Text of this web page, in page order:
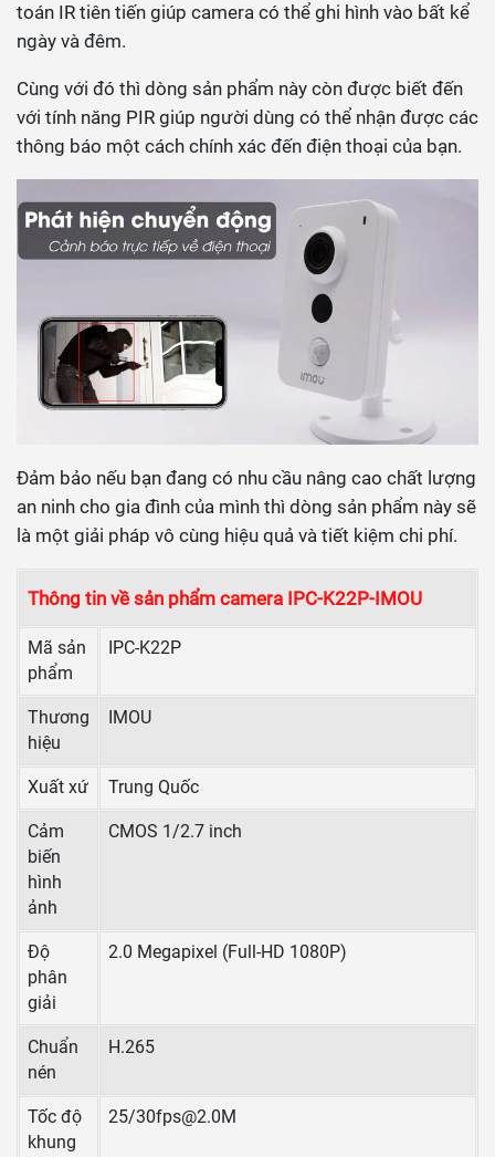
toán IR tiên tiến giúp camera có thể ghi hình vào bất kể
ngày và đêm.
Cùng với đó thì dòng sản phẩm này còn được biết đến
với tính năng PIR giúp người dùng có thể nhận được các
thông báo một cách chính xác đến điện thoại của bạn.
Đảm bảo nếu bạn đang có nhu cầu nâng cao chất lượng
an ninh cho gia đình của mình thì dòng sản phẩm này sẽ
là một giải pháp vô cùng hiệu quả và tiết kiệm chi phí.
Thông tin về sản phẩm camera IPC-K22P-IMOU
Mã sản
phẩm
IPC-K22P
Thương
hiệu
IMOU
Xuất xứ Trung Quốc
Cảm
biến
hình
ảnh
CMOS 1/2.7 inch
Độ
phân
giải
2.0 Megapixel (Full-HD 1080P)
Chuẩn
nén
H.265
Tốc độ
khung
25/30fps@2.0M